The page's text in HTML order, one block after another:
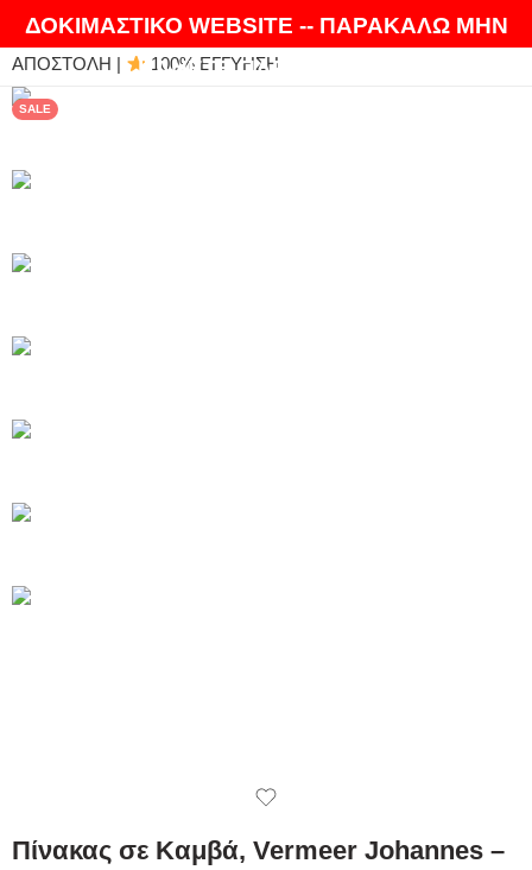
ΔΟΚΙΜΑΣΤΙΚΟ WEBSITE -- ΠΑΡΑΚΑΛΩ ΜΗΝ
ΚΑΝΕΤΕ ΠΑΡΑΓΓΕΛΙΕΣ
ΘΑ ΛΑΤΡΕΨΕΤΕ ΤΑ ΠΡΟΪΟΝΤΑ ΜΑΣ | EXPRESS
ΑΠΟΣΤΟΛΗ | 100% ΕΓΓΥΗΣΗ
SALE
Πίνακας σε Καμβά, Vermeer Johannes –